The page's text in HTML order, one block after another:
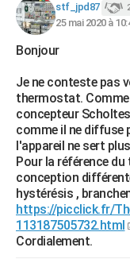
stf_jpd87
25 mai 2020 à
Bonjour
Je ne conteste pas
thermostat. Comme
concepteur
comme il ne diffuse
l'appareil ne sert plus
Pour la référence
conception
hystérésis ,
https://picclick.fr/
113187505732.html
Cordialement.